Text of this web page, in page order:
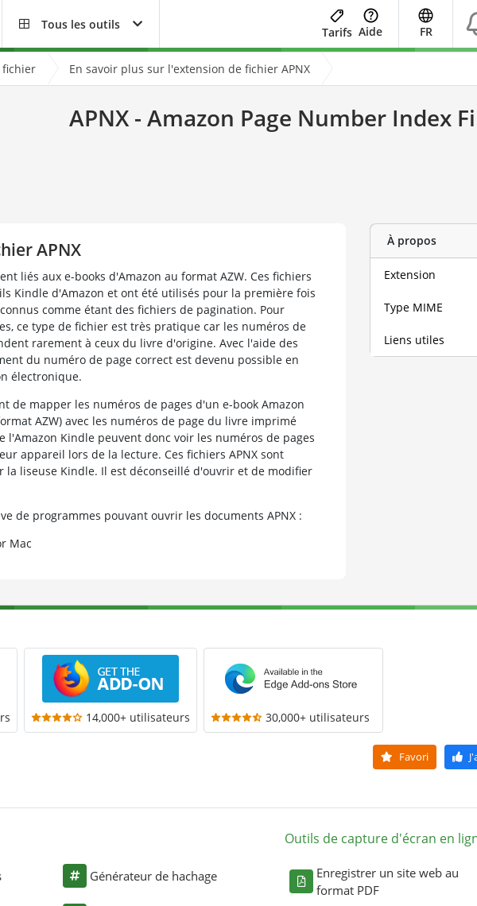
Tous les outils
Tarifs Aide FR
fichier En savoir plus sur l'extension de fichier APNX
APNX - Amazon Page Number Index
APNX
liés aux e-books d'Amazon au format AZW. Ces fichiers
Kindle d'Amazon et ont été utilisés pour la première fois
comme étant des fichiers de pagination. Pour
ce type de fichier est très pratique car les numéros de
rarement à ceux du livre d'origine. Avec l'aide des
du numéro de page correct est devenu possible en
électronique.
de mapper les numéros de pages d'un e-book Amazon
AZW) avec les numéros de page du livre imprimé
l'Amazon Kindle peuvent donc voir les numéros de pages
appareil lors de la lecture. Ces fichiers APNX sont
liseuse Kindle. Il est déconseillé d'ouvrir et de modifier
de programmes pouvant ouvrir les documents APNX :
Mac
À propos
Extension
Type MIME
Liens utiles
14,000+ utilisateurs 30,000+ utilisateurs
Favori
Générateur de hachage
Outils de capture d'écran en
Enregistrer un site web au
format PDF